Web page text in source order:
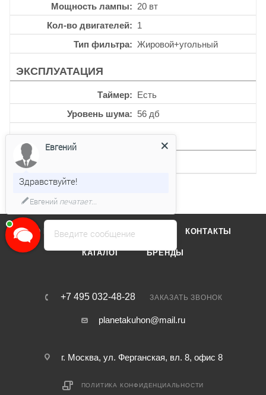
Мощность лампы
20 вт
Кол-во двигателей
1
Тип фильтра
Жировой+угольный
ЭКСПЛУАТАЦИЯ
Таймер
Есть
Уровень шума
56 дб
ДРУГИЕ ХАРАКТЕРИСТИКИ
О КОМПАНИИ ОТЗЫВЫ КОНТАКТЫ
КАТАЛОГ БРЕНДЫ
+7 495 032-48-28 ЗАКАЗАТЬ ЗВОНОК
planetakuhon@mail.ru
г. Москва, ул. Ферганская, вл. 8, офис 8
ПОЛИТИКА КОНФИДЕНЦИАЛЬНОСТИ
Введите сообщение
Евгений
Здравствуйте!
Евгенийпечатает...